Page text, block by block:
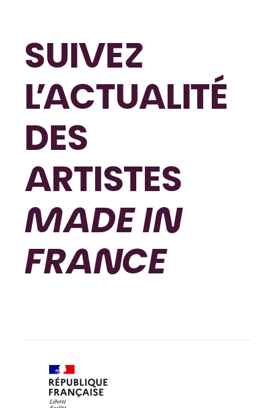
SUIVEZ
L’ACTUALITÉ
DES
ARTISTES
MADE IN
FRANCE